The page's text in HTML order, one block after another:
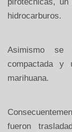
hidrocarburos.
Asimismo se
compactada
marihuana.
fueron